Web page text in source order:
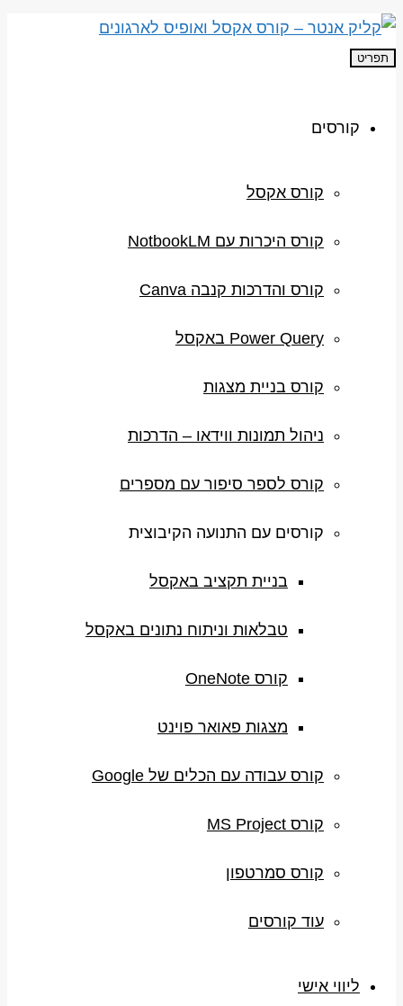
תפריט
קורסים
קורס אקסל
קורס היכרות עם NotbookLM
קורס והדרכות קנבה Canva
Power Query באקסל
קורס בניית מצגות
ניהול תמונות ווידאו – הדרכות
קורס לספר סיפור עם מספרים
קורסים עם התנועה הקיבוצית
בניית תקציב באקסל
טבלאות וניתוח נתונים באקסל
קורס OneNote
מצגות פאואר פוינט
קורס עבודה עם הכלים של Google
קורס MS Project
קורס סמרטפון
עוד קורסים
ליווי אישי